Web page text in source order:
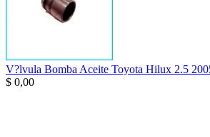
V?lvula Bomba Aceite Toyota Hilux 2.5
$ 0,00